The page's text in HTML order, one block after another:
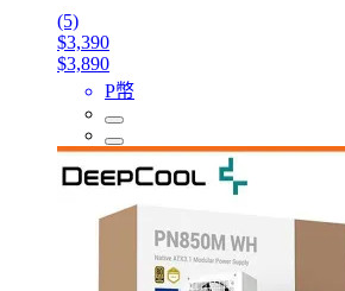
(5)
$3,390
$3,890
P幣